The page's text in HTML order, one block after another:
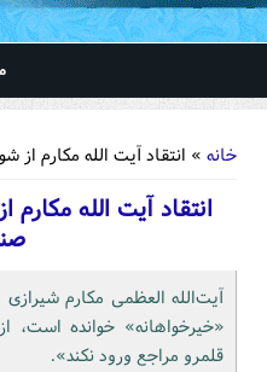
خانه » انتقاد آیت الله مکارم
انتقاد آیت الله
آیت‌الله العظمی مکارم شیرازی
«خیرخواهانه» خوانده است،
قلمرو مراجع ورود نکند».